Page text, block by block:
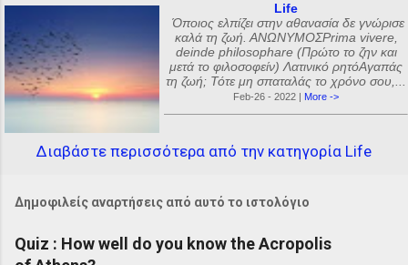
Life
Όποιος ελπίζει στην αθανασία δε γνώρισε
καλά τη ζωή. ΑΝΩΝΥΜΟΣPrima vivere,
deinde philosophare (Πρώτο το ζην και
μετά το φιλοσοφείν) Λατινικό ρητόΑγαπάς
τη ζωή; Τότε μη σπαταλάς το χρόνο σου,...
Feb-26 - 2022 | More ->
Διαβάστε περισσότερα από την κατηγορία Life
Δημοφιλείς αναρτήσεις από αυτό το ιστολόγιο
Quiz : How well do you know the Acropolis